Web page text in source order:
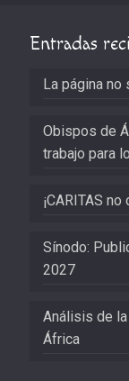
Entradas
La página no
Obispos de
trabajo para
¡CARITAS
Sínodo:
2027
Análisis de
África